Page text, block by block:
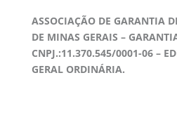
ASSOCIAÇÃO DE GARANTIA
DE MINAS GERAIS –
CNPJ.:11.370.545/0001-06 –
GERAL ORDINÁRIA.